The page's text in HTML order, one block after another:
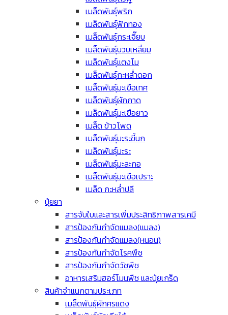
เมล็ดพันธุ์พริก
เมล็ดพันธุ์ฟักทอง
เมล็ดพันธุ์กระเจี๊ยบ
เมล็ดพันธุ์บวบเหลี่ยม
เมล็ดพันธุ์แตงโม
เมล็ดพันธุ์กะหล่ำดอก
เมล็ดพันธุ์มะเขือเทศ
เมล็ดพันธุ์ผักกาด
เมล็ดพันธุ์มะเขือยาว
เมล็ด ข้าวโพด
เมล็ดพันธุ์มะระขี้นก
เมล็ดพันธุ์มะระ
เมล็ดพันธุ์มะละกอ
เมล็ดพันธุ์มะเขือเปราะ
เมล็ด กะหล่ำปลี
ปุ๋ยยา
สารจับใบและสารเพิ่มประสิทธิภาพสารเคมี
สารป้องกันกำจัดแมลง(แมลง)
สารป้องกันกำจัดแมลง(หนอน)
สารป้องกันกำจัดโรคพืช
สารป้องกันกำจัดวัชพืช
อาหารเสริมฮอร์โมนพืช และปุ๋ยเกร็ด
สินค้าจำแนกตามประเภท
เมล็ดพันธุ์ผักศรแดง